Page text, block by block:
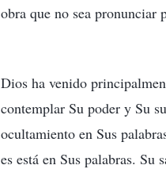
obra que no sea pronunciar
Dios ha venido
contemplar Su poder y Su
ocultamiento en Sus
es está en Sus palabras.